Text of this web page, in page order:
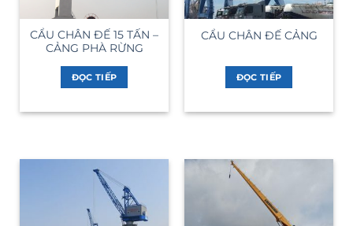
CẨU CHÂN ĐẾ 15 TẤN –
CẢNG PHÀ RỪNG
ĐỌC TIẾP
CẨU CHÂN ĐẾ CẢNG
ĐỌC TIẾP